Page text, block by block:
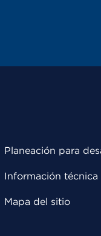
Planeación para
Información técnica
Mapa del sitio